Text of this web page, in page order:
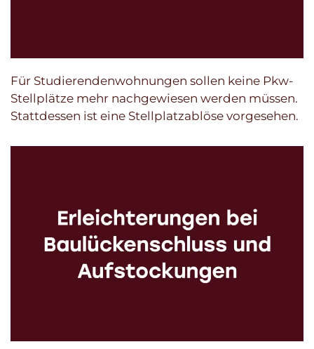
Für Studierendenwohnungen sollen keine Pkw-
Stellplätze mehr nachgewiesen werden müssen.
Stattdessen ist eine Stellplatzablöse vorgesehen.